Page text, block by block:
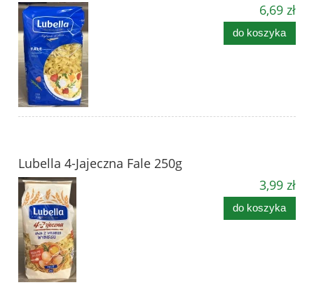
6,69 zł
do koszyka
Lubella 4-Jajeczna Fale 250g
3,99 zł
do koszyka